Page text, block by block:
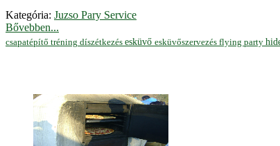
Kategória: Juzso Pary Service
Bővebben...
csapatépítő tréning díszétkezés esküvő esküvőszervezés flying party